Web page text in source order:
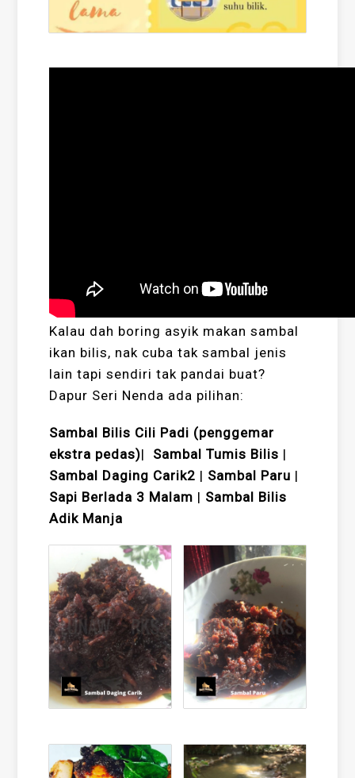
Kalau dah boring asyik makan sambal
ikan bilis, nak cuba tak sambal jenis
lain tapi sendiri tak pandai buat?
Dapur Seri Nenda ada pilihan:
Sambal Bilis Cili Padi (penggemar
ekstra pedas)| Sambal Tumis Bilis |
Sambal Daging Carik2 | Sambal Paru |
Sapi Berlada 3 Malam | Sambal Bilis
Adik Manja